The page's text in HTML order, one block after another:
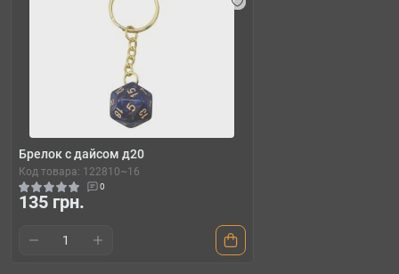
Брелок с дайсом д20
Код товара: 122810~16
0
135 грн.